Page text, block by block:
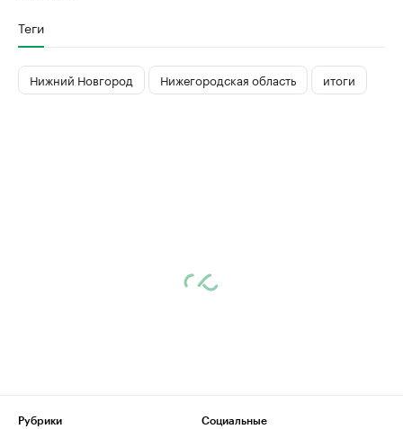
Теги
Нижний Новгород Нижегородская область итоги
Рубрики
Социальные